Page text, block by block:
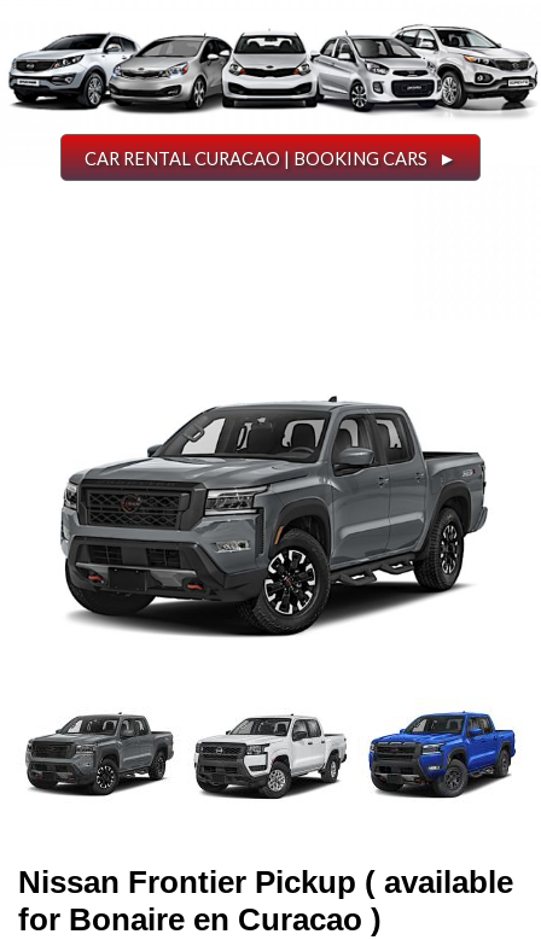
CAR RENTAL CURACAO | BOOKING CARS ►
Nissan Frontier Pickup ( available
for Bonaire en Curacao )